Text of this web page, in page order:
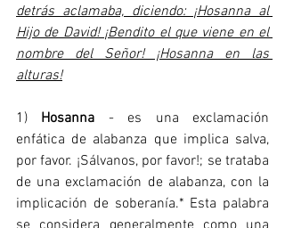
detrás aclamaba, diciendo: ¡Hosanna al
Hijo de David! ¡Bendito el que viene en el
nombre del Señor! ¡Hosanna en las
alturas!
1) Hosanna - es una exclamación
enfática de alabanza que implica salva,
por favor. ¡Sálvanos, por favor!; se trataba
de una exclamación de alabanza, con la
implicación de soberanía.* Esta palabra